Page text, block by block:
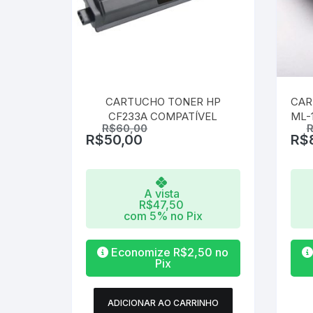
CARTUCHO TONER HP
CF233A COMPATÍVEL
R$60,00
R$50,00
A vista
R$47,50
com 5% no Pix
Economize R$2,50 no
Pix
ADICIONAR AO CARRINHO
ML-
R$